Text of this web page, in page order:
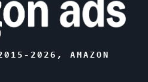
2026 , AMAZON